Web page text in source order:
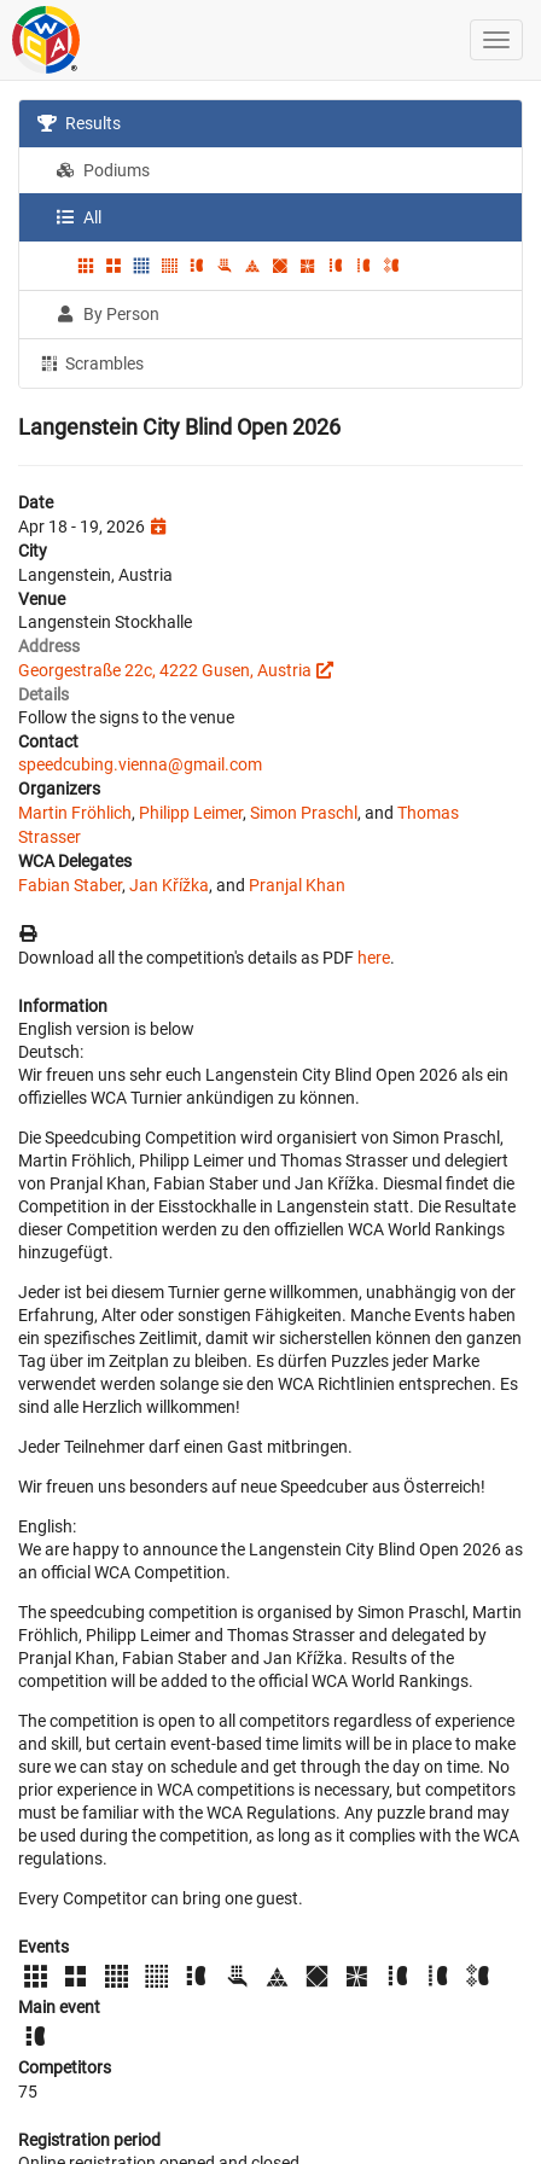
Results
Podiums
All
By Person
Scrambles
Langenstein City Blind Open 2026
Date
Apr 18 - 19, 2026
City
Langenstein, Austria
Venue
Langenstein Stockhalle
Address
Georgestraße 22c, 4222 Gusen, Austria
Details
Follow the signs to the venue
Contact
speedcubing.vienna@gmail.com
Organizers
Martin Fröhlich, Philipp Leimer, Simon Praschl, and Thomas
Strasser
WCA Delegates
Fabian Staber, Jan Křížka, and Pranjal Khan
Download all the competition's details as PDF here.
Information
English version is below
Deutsch:
Wir freuen uns sehr euch Langenstein City Blind Open 2026 als ein
offizielles WCA Turnier ankündigen zu können.
Die Speedcubing Competition wird organisiert von Simon Praschl,
Martin Fröhlich, Philipp Leimer und Thomas Strasser und delegiert
von Pranjal Khan, Fabian Staber und Jan Křížka. Diesmal findet die
Competition in der Eisstockhalle in Langenstein statt. Die Resultate
dieser Competition werden zu den offiziellen WCA World Rankings
hinzugefügt.
Jeder ist bei diesem Turnier gerne willkommen, unabhängig von der
Erfahrung, Alter oder sonstigen Fähigkeiten. Manche Events haben
ein spezifisches Zeitlimit, damit wir sicherstellen können den ganzen
Tag über im Zeitplan zu bleiben. Es dürfen Puzzles jeder Marke
verwendet werden solange sie den WCA Richtlinien entsprechen. Es
sind alle Herzlich willkommen!
Jeder Teilnehmer darf einen Gast mitbringen.
Wir freuen uns besonders auf neue Speedcuber aus Österreich!
English:
We are happy to announce the Langenstein City Blind Open 2026 as
an official WCA Competition.
The speedcubing competition is organised by Simon Praschl, Martin
Fröhlich, Philipp Leimer and Thomas Strasser and delegated by
Pranjal Khan, Fabian Staber and Jan Křížka. Results of the
competition will be added to the official WCA World Rankings.
The competition is open to all competitors regardless of experience
and skill, but certain event-based time limits will be in place to make
sure we can stay on schedule and get through the day on time. No
prior experience in WCA competitions is necessary, but competitors
must be familiar with the WCA Regulations. Any puzzle brand may
be used during the competition, as long as it complies with the WCA
regulations.
Every Competitor can bring one guest.
Events
Main event
Competitors
75
Registration period